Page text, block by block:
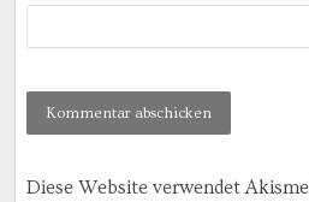
Diese Website verwendet